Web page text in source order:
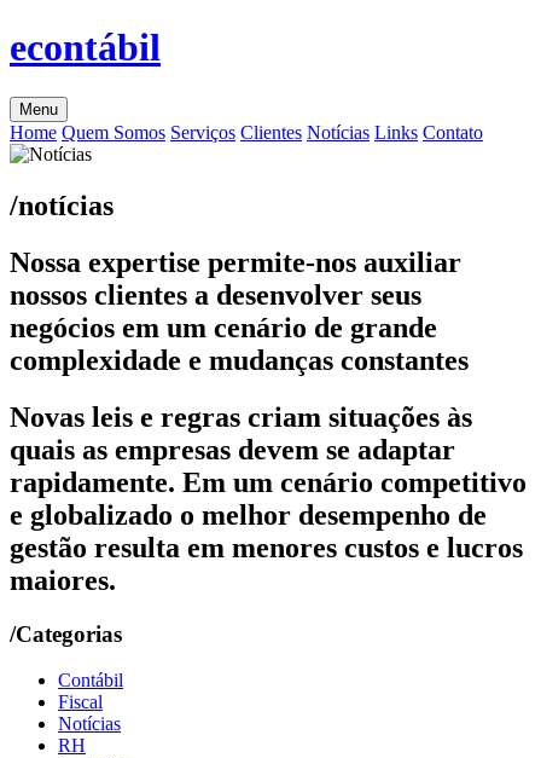
econtábil
Menu
Home Quem Somos Serviços Clientes Notícias Links Contato
/notícias
Nossa expertise permite-nos auxiliar
nossos clientes a desenvolver seus
negócios em um cenário de grande
complexidade e mudanças constantes
Novas leis e regras criam situações às
quais as empresas devem se adaptar
rapidamente. Em um cenário competitivo
e globalizado o melhor desempenho de
gestão resulta em menores custos e lucros
maiores.
/Categorias
Contábil
Fiscal
Notícias
RH